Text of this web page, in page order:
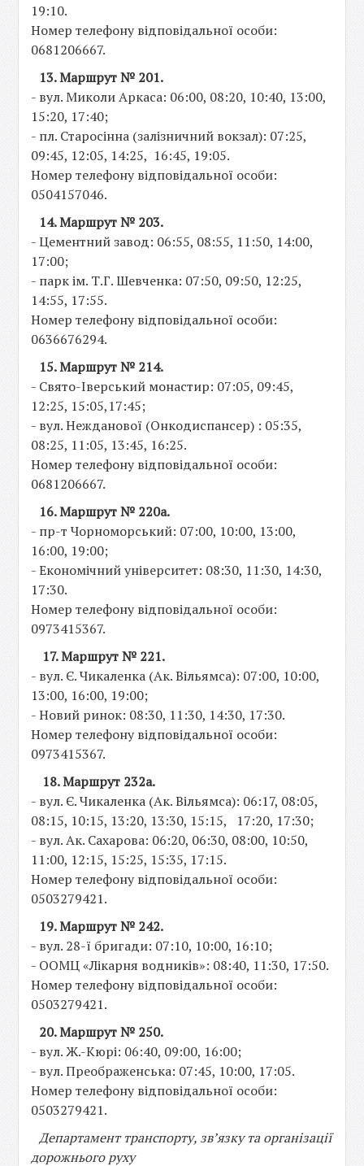
19:10.
Номер телефону відповідальної особи:
0681206667.
13. Маршрут № 201.
- вул. Миколи Аркаса: 06:00, 08:20, 10:40, 13:00,
15:20, 17:40;
- пл. Старосінна (залізничний вокзал): 07:25,
09:45, 12:05, 14:25, 16:45, 19:05.
Номер телефону відповідальної особи:
0504157046.
14. Маршрут № 203.
- Цементний завод: 06:55, 08:55, 11:50, 14:00,
17:00;
- парк ім. Т.Г. Шевченка: 07:50, 09:50, 12:25,
14:55, 17:55.
Номер телефону відповідальної особи:
0636676294.
15. Маршрут № 214.
- Свято-Іверський монастир: 07:05, 09:45,
12:25, 15:05,17:45;
- вул. Нежданової (Онкодиспансер) : 05:35,
08:25, 11:05, 13:45, 16:25.
Номер телефону відповідальної особи:
0681206667.
16. Маршрут № 220а.
- пр-т Чорноморський: 07:00, 10:00, 13:00,
16:00, 19:00;
- Економічний університет: 08:30, 11:30, 14:30,
17:30.
Номер телефону відповідальної особи:
0973415367.
17. Маршрут № 221.
- вул. Є. Чикаленка (Ак. Вільямса): 07:00, 10:00,
13:00, 16:00, 19:00;
- Новий ринок: 08:30, 11:30, 14:30, 17:30.
Номер телефону відповідальної особи:
0973415367.
18. Маршрут 232а.
- вул. Є. Чикаленка (Ак. Вільямса): 06:17, 08:05,
08:15, 10:15, 13:20, 13:30, 15:15, 17:20, 17:30;
- вул. Ак. Сахарова: 06:20, 06:30, 08:00, 10:50,
11:00, 12:15, 15:25, 15:35, 17:15.
Номер телефону відповідальної особи:
0503279421.
19. Маршрут № 242.
- вул. 28-ї бригади: 07:10, 10:00, 16:10;
- ООМЦ «Лікарня водників»: 08:40, 11:30, 17:50.
Номер телефону відповідальної особи:
0503279421.
20. Маршрут № 250.
- вул. Ж.-Кюрі: 06:40, 09:00, 16:00;
- вул. Преображенська: 07:45, 10:00, 17:05.
Номер телефону відповідальної особи:
0503279421.
Департамент транспорту, зв’язку та організації
дорожнього руху